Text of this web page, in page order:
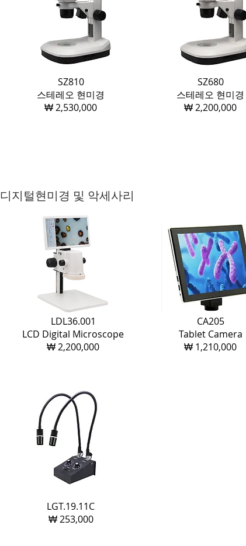
SZ810
​스테레오 현미경
₩ 2,530,000
SZ680
스테레오 현미경
₩ 2,200,000
디지털현미경 및 악세사리
LDL36.001
LCD Digital Microscope
₩ 2,200,000
CA205
Tablet Camera
₩ 1,210,000
LGT.19.11C
₩253,000